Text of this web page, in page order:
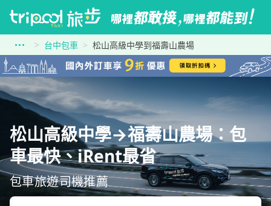
台中包車 松山高級中學到福壽山農場
松山高級中學→福壽山農場：包
車最快、iRent最省
包車旅遊司機推薦